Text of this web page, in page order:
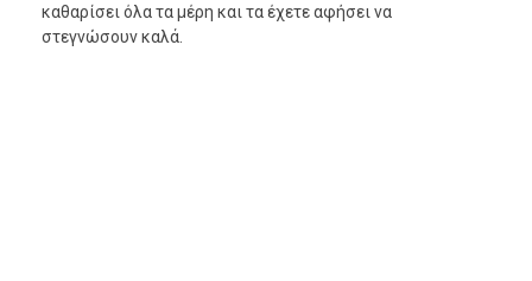
καθαρίσει όλα τα μέρη και τα έχετε αφήσει να
στεγνώσουν καλά.